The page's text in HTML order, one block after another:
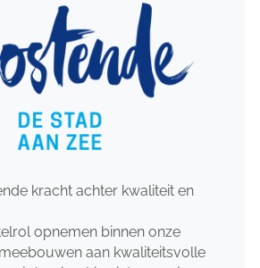
kracht achter kwaliteit en
opnemen binnen onze
aan kwaliteitsvolle